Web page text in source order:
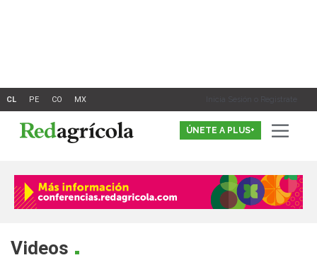
Inicia Sesión o Registrate
ÚNETE A PLUS+
Videos .